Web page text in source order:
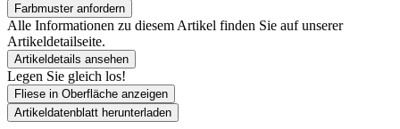
Farbmuster anfordern
Alle Informationen zu diesem Artikel finden Sie auf unserer
Artikeldetailseite.
Artikeldetails ansehen
Legen Sie gleich los!
Fliese in Oberfläche anzeigen
Artikeldatenblatt herunterladen